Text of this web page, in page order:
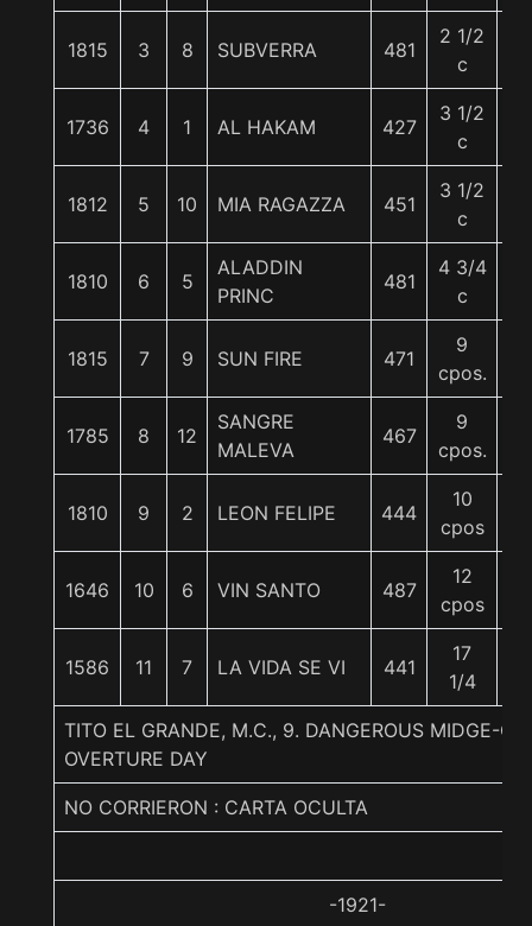
1815 3 8 SUBVERRA 481
2 1/2
c
1736 4 1 AL HAKAM 427
3 1/2
c
1812 5 10 MIA RAGAZZA 451
3 1/2
c
1810 6 5
ALADDIN
PRINC
481
4 3/4
c
1815 7 9 SUN FIRE 471
9
cpos.
1785 8 12
SANGRE
MALEVA
467
9
cpos.
1810 9 2 LEON FELIPE 444
10
cpos
1646 10 6 VIN SANTO 487
12
cpos
1586 11 7 LA VIDA SE VI 441
17
1/4
TITO EL GRANDE, M.C., 9. DANGEROUS MIDGE-
OVERTURE DAY
NO CORRIERON : CARTA OCULTA
-1921-